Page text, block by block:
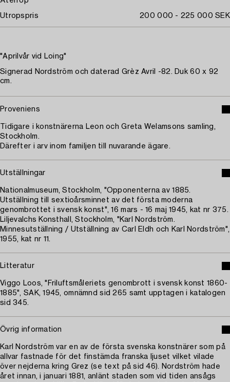
Utropspris 200 000 - 225 000 SEK
"Aprilvår vid Loing"
Signerad Nordström och daterad Grèz Avril -82. Duk 60 x 92
cm.
Proveniens
Tidigare i konstnärerna Leon och Greta Welamsons samling,
Stockholm.
Därefter i arv inom familjen till nuvarande ägare.
Utställningar
Nationalmuseum, Stockholm, "Opponenterna av 1885.
Utställning till sextioårsminnet av det första moderna
genombrottet i svensk konst", 16 mars - 16 maj 1945, kat nr 375.
Liljevalchs Konsthall, Stockholm, "Karl Nordström.
Minnesutställning / Utställning av Carl Eldh och Karl Nordström",
1955, kat nr 11.
Litteratur
Viggo Loos, "Friluftsmåleriets genombrott i svensk konst 1860-
1885", SAK, 1945, omnämnd sid 265 samt upptagen i katalogen
sid 345.
Övrig information
Karl Nordström var en av de första svenska konstnärer som på
allvar fastnade för det finstämda franska ljuset vilket vilade
över nejderna kring Grez (se text på sid 46). Nordström hade
året innan, i januari 1881, anlänt staden som vid tiden ansågs